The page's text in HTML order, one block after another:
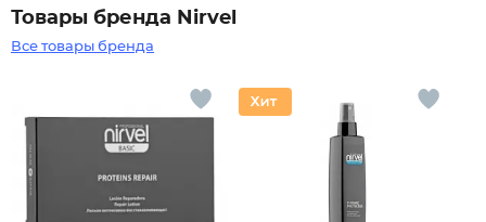
Товары бренда Nirvel
Все товары бренда